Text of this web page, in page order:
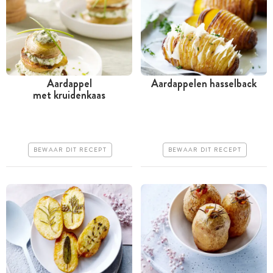
Tussen 30 minuten en 1
Aardappel
met kruidenkaas
BEWAAR DIT RECEPT
Aardappelen hasselback
BEWAAR DIT RECEPT